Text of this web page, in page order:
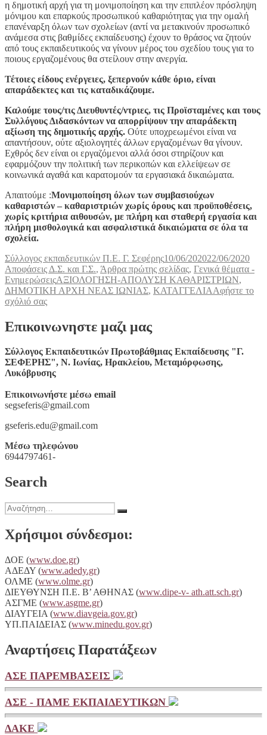
η δημοτική αρχή για τη μονιμοποίηση και την επιπλέον πρόσληψη
μόνιμου και επαρκούς προσωπικού καθαριότητας για την ομαλή
επανέναρξη όλων των σχολείων (αντί να μετακινούν προσωπικό
ανάμεσα στις βαθμίδες εκπαίδευσης) έχουν το θράσος να ζητούν
από τους εκπαιδευτικούς να γίνουν μέρος του σχεδίου τους για το
ποιους εργαζομένους θα στείλουν στην ανεργία.
Τέτοιες είδους ενέργειες, ξεπερνούν κάθε όριο, είναι
απαράδεκτες και τις καταδικάζουμε.
Καλούμε τους/τις Διευθυντές/ντριες, τις Προϊσταμένες και τους
Συλλόγους Διδασκόντων να απορρίψουν την απαράδεκτη
αξίωση της δημοτικής αρχής. Ούτε υποχρεωμένοι είναι να
απαντήσουν, ούτε αξιολογητές άλλων εργαζομένων θα γίνουν.
Εχθρός δεν είναι οι εργαζόμενοι αλλά όσοι στηρίζουν και
εφαρμόζουν την πολιτική των περικοπών και ελλείψεων σε
κοινωνικά αγαθά και καρατομούν τα εργασιακά δικαιώματα.
Απαιτούμε :Μονιμοποίηση όλων των συμβασιούχων
καθαριστών – καθαριστριών χωρίς όρους και προϋποθέσεις,
χωρίς κριτήρια αιθουσών, με πλήρη και σταθερή εργασία και
πλήρη μισθολογικά και ασφαλιστικά δικαιώματα σε όλα τα
σχολεία.
Συντάκτης
Σύλλογος εκπαιδευτικών Π.Ε. Γ. ΣεφέρηςΔημοσιεύτηκε
την
10/06/202022/06/2020
Αποφάσεις Δ.Σ. και Γ.Σ., Άρθρα πρώτης σελίδας, Γενικά θέματα -
ΕνημερώσειςΕτικέτες
ΑΞΙΟΛΟΓΗΣΗ-ΑΠΟΛΥΣΗ ΚΑΘΑΡΙΣΤΡΙΩΝ,
ΔΗΜΟΤΙΚΗ ΑΡΧΗ ΝΕΑΣ ΙΩΝΙΑΣ, ΚΑΤΑΓΓΕΛΙΑΑφήστε το
σχόλιό σαςστο
απαράδεκτη
της
δημοτικής
Αρχής
Ιωνίας
για
των
συμβασιούχων
καθαριστριών
Επικοινωνηστε μαζι μας
Σύλλογος Εκπαιδευτικών Πρωτοβάθμιας Εκπαίδευσης "Γ.
ΣΕΦΕΡΗΣ", Ν. Ιωνίας, Ηρακλείου, Μεταμόρφωσης,
Λυκόβρυσης
Επικοινωνήστε μέσω email
segseferis@gmail.com
gseferis.edu@gmail.com
Μέσω τηλεφώνου
6944797461-
Search
Αναζήτηση
για:
Αναζήτηση
Χρήσιμοι σύνδεσμοι:
ΔΟΕ (www.doe.gr)
ΑΔΕΔΥ (www.adedy.gr)
ΟΛΜΕ (www.olme.gr)
ΔΙΕΥΘΥΝΣΗ Π.Ε. Β’ ΑΘΗΝΑΣ (www.dipe-v- ath.att.sch.gr)
ΑΣΓΜΕ (www.asgme.gr)
ΔΙΑΥΓΕΙA (www.diavgeia.gov.gr)
ΥΠ.ΠΑΙΔΕΙΑΣ (www.minedu.gov.gr)
Αναρτήσεις Παρατάξεων
ΑΣΕ ΠΑΡΕΜΒΑΣΕΙΣ
ΑΣΕ - ΠΑΜΕ ΕΚΠΑΙΔΕΥΤΙΚΩΝ
ΔΑΚΕ